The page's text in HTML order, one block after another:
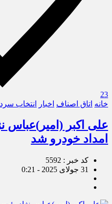
23
خانه اتاق اصناف اخبار انتخاب
علی اکبر (امیر)عباس
امداد خودرو شد
کد خبر : 5592
31 جولای 2025 - 0:21